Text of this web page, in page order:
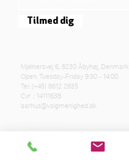
Tilmed dig
Mjølnersvej 6, 8230 Åbyhøj, Denmark
Open: Tuesday-Friday 9:30 - 14:00
Tel: (+45) 8612 2835
Cvr .: 14111638
aarhus@valgmenighed.dk
Terms and Conditions